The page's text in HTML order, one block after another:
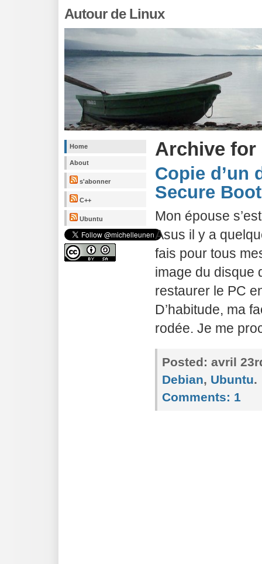
Autour de Linux
Home
About
s'abonner
C++
Ubuntu
Archive for
Copie d’un
Secure Boot
Mon épouse
Asus il y a
fais pour tous
image du disque
restaurer le PC
D’habitude, ma
rodée. Je me
Posted: avril
Debian, Ubuntu.
Comments: 1